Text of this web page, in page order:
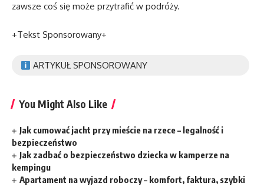
zawsze coś się może przytrafić w podróży.
+Tekst Sponsorowany+
ARTYKUŁ SPONSOROWANY
You Might Also Like
Jak cumować jacht przy mieście na rzece – legalność i
bezpieczeństwo
Jak zadbać o bezpieczeństwo dziecka w kamperze na
kempingu
Apartament na wyjazd roboczy – komfort, faktura, szybki